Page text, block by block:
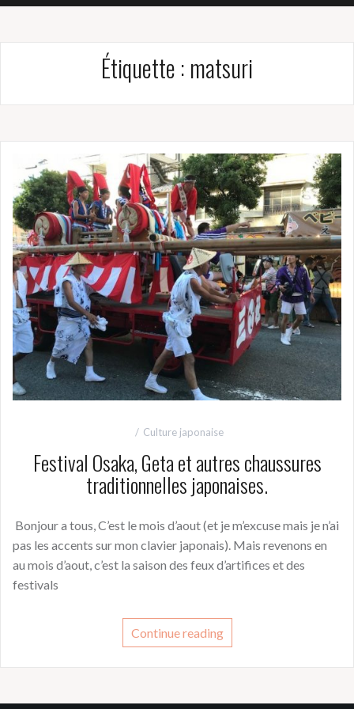
Étiquette : matsuri
Culture japonaise
Festival Osaka, Geta et autres chaussures
traditionnelles japonaises.
Bonjour a tous, C’est le mois d’aout (et je m’excuse mais je n’ai
pas les accents sur mon clavier japonais). Mais revenons en
au mois d’aout, c’est la saison des feux d’artifices et des
festivals
Continue reading